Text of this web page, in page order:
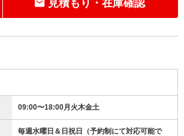
見積もり・在庫確認
09:00〜18:00月火木金土
毎週水曜日＆日祝日（予約制にて対応可能で